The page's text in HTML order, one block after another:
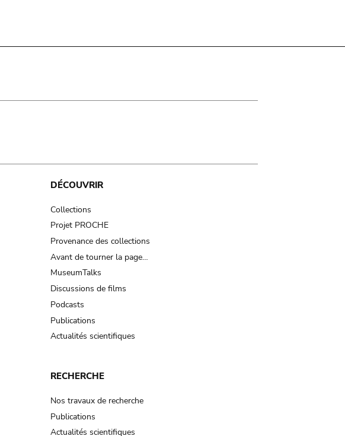
DÉCOUVRIR
Collections
Projet PROCHE
Provenance des collections
Avant de tourner la page…
MuseumTalks
Discussions de films
Podcasts
Publications
Actualités scientifiques
RECHERCHE
Nos travaux de recherche
Publications
Actualités scientifiques